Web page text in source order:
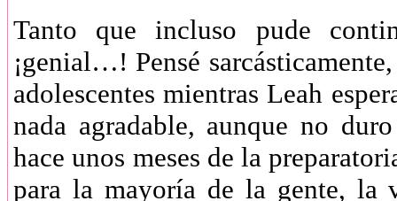
Tanto que incluso pude
¡genial…! Pensé
adolescentes mientras Leah
nada agradable, aunque no
hace unos meses de la
para la mayoría de la gente, la